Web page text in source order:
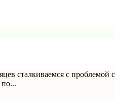
сталкиваемся с